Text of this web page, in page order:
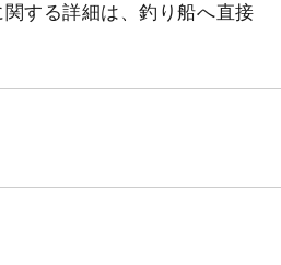
する詳細は、釣り船へ直接